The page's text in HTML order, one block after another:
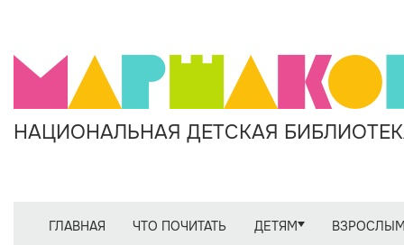
НАЦИОНАЛЬНАЯ ДЕТСКАЯ
ГЛАВНАЯ ЧТО ПОЧИТАТЬ ДЕТЯМ